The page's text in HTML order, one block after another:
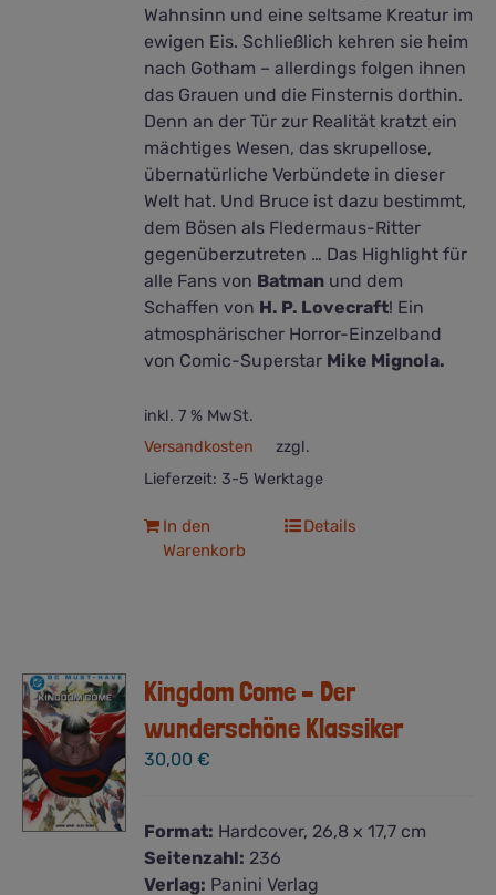
Wahnsinn und eine seltsame Kreatur im
ewigen Eis. Schließlich kehren sie heim
nach Gotham – allerdings folgen ihnen
das Grauen und die Finsternis dorthin.
Denn an der Tür zur Realität kratzt ein
mächtiges Wesen, das skrupellose,
übernatürliche Verbündete in dieser
Welt hat. Und Bruce ist dazu bestimmt,
dem Bösen als Fledermaus-Ritter
gegenüberzutreten … Das Highlight für
alle Fans von Batman und dem
Schaffen von H. P. Lovecraft! Ein
atmosphärischer Horror-Einzelband
von Comic-Superstar Mike Mignola.
inkl. 7 % MwSt.
zzgl.
Versandkosten
Lieferzeit: 3-5 Werktage
In den
Warenkorb
Details
Kingdom Come – Der
wunderschöne Klassiker
30,00€
Format: Hardcover, 26,8 x 17,7 cm
Seitenzahl: 236
Verlag: Panini Verlag